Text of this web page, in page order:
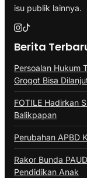
isu publik lainnya.
Berita
Persoalan Hukum
Grogot Bisa
FOTILE Hadirkan
Balikpapan
Perubahan APBD
Rakor Bunda
Pendidikan Anak